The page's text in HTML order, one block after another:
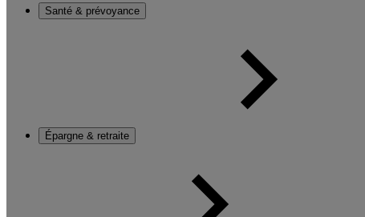
Santé & prévoyance
Épargne & retraite